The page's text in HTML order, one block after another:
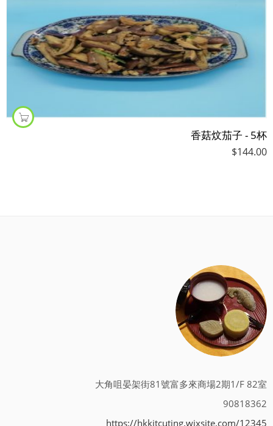
香菇炆茄子 - 5杯
$144.00
大角咀晏架街81號富多來商場2期1/F 82室
90818362
https://hkkitcuting.wixsite.com/12345